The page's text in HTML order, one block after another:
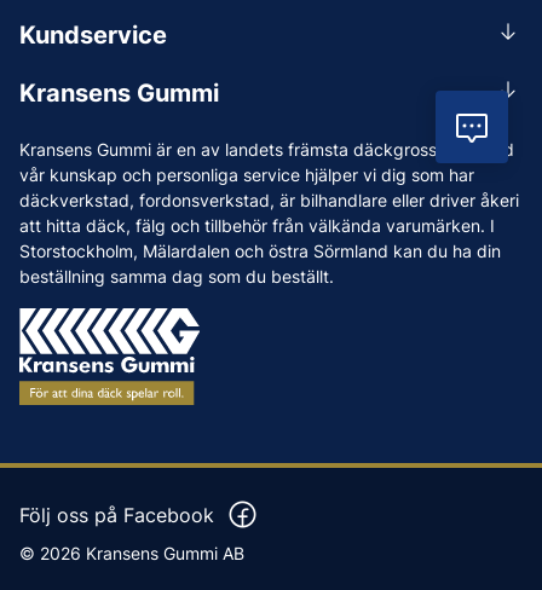
Kransens Gummi är en av landets främsta däckgrossister. Med
vår kunskap och personliga service hjälper vi dig som har
däckverkstad, fordonsverkstad, är bilhandlare eller driver åkeri
att hitta däck, fälg och tillbehör från välkända varumärken. I
Storstockholm, Mälardalen och östra Sörmland kan du ha din
beställning samma dag som du beställt.
Kundservice
Leverans
Reklamation & återköp
Betalning & faktura
Köpvillkor
Vanliga frågor och svar
Kransens Gummi
Vi som jobbar på Kransens Gummi
Jobba hos oss
Nyheter
Tips & Råd
Varumärken
Våra Verkstäder
Press
0156-409 00
Mån-Tors 07.30-16:30, Fre 07.30-15.00.
Lunchstängt 12:00-12:30
Följ oss på Facebook
© 2026 Kransens Gummi AB